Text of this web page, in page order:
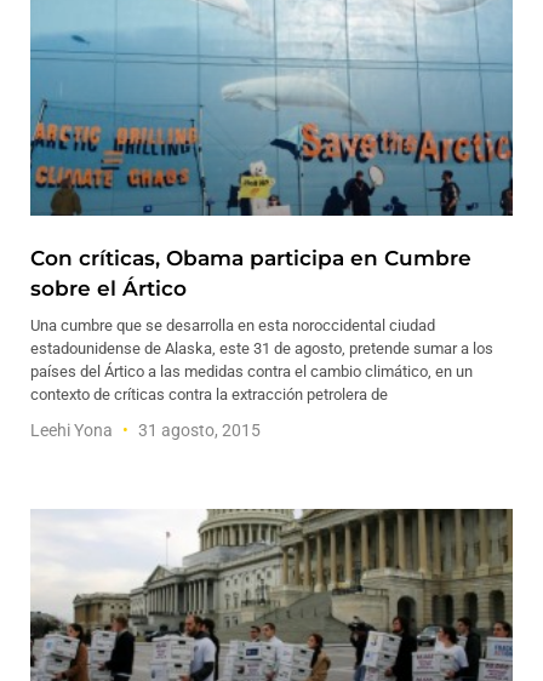
Con críticas, Obama participa en Cumbre
sobre el Ártico
Una cumbre que se desarrolla en esta noroccidental ciudad
estadounidense de Alaska, este 31 de agosto, pretende sumar a los
países del Ártico a las medidas contra el cambio climático, en un
contexto de críticas contra la extracción petrolera de
Leehi Yona 31 agosto, 2015